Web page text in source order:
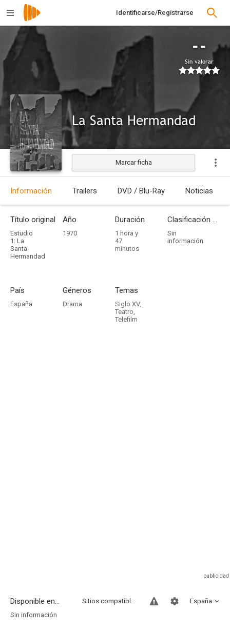
Identificarse/Registrarse
--
Sin valorar
La Santa Hermandad
Marcar ficha
Información Trailers DVD / Blu-Ray Noticias
Título original
Estudio
1: La
Santa
Hermandad
Año
1970
Duración
1 hora y
47
minutos
Clasificación por edades
Sin
información
País
España
Géneros
Drama
Temas
Siglo XV,
Teatro,
Telefilm
Disponible en... España
Sitios compatibles
Sin información